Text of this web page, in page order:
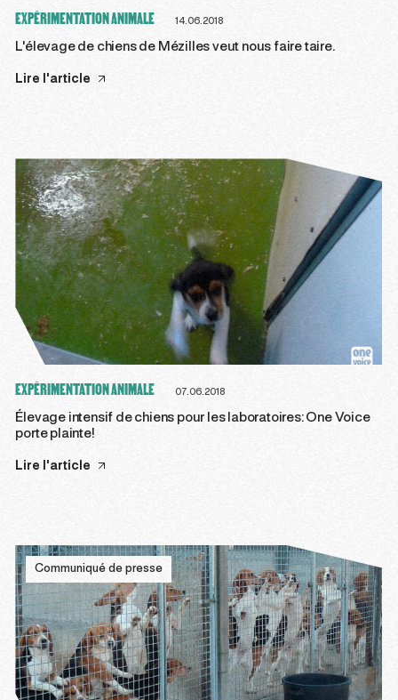
EXPÉRIMENTATION ANIMALE 14.06.2018
L'élevage de chiens de Mézilles veut nous faire taire.
Lire l'article
EXPÉRIMENTATION ANIMALE 07.06.2018
Élevage intensif de chiens pour les laboratoires: One Voice
porte plainte!
Lire l'article
Communiqué de presse